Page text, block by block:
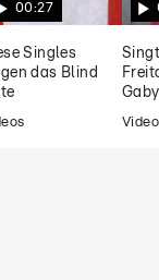
00:27
Singles
das Blind